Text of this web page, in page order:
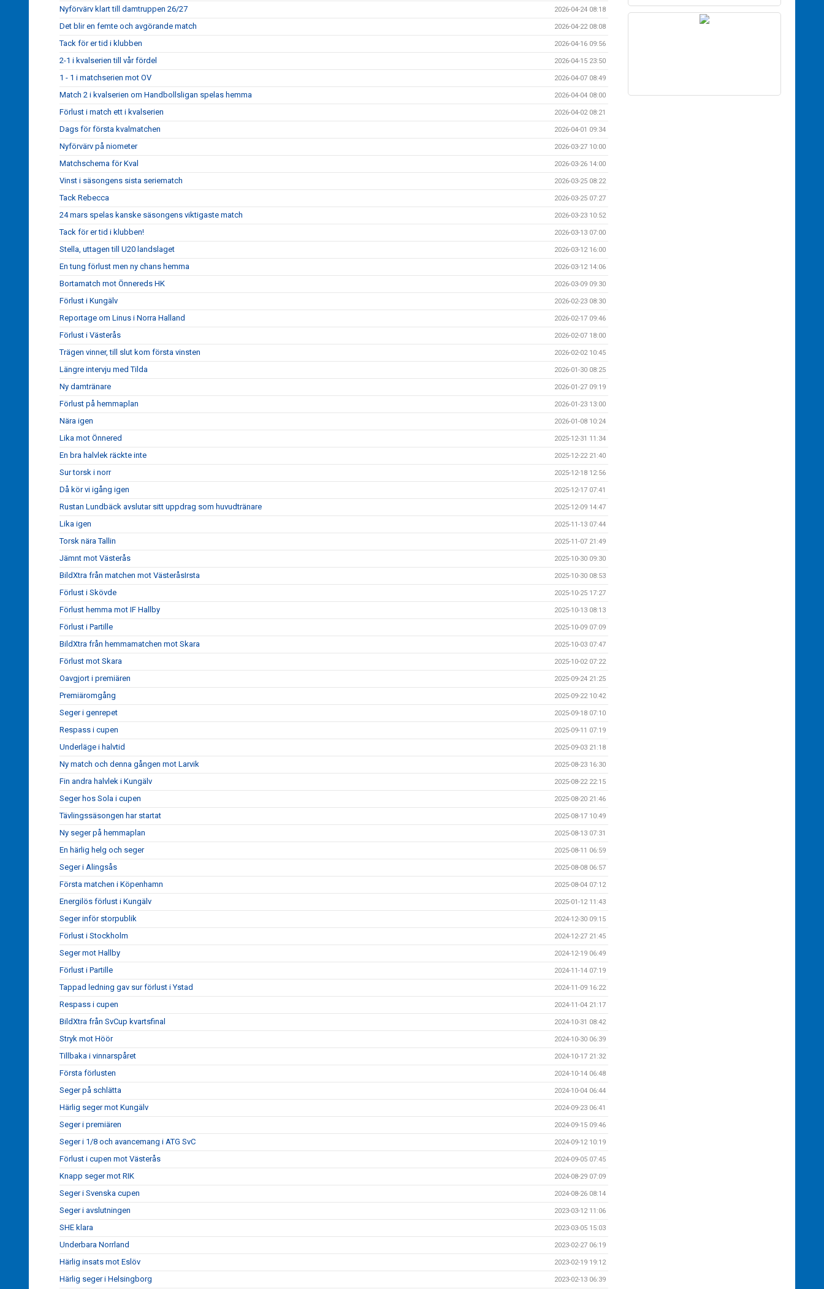
Nyförvärv klart till damtruppen 26/27 2026-04-24 08:18
Det blir en femte och avgörande match 2026-04-22 08:08
Tack för er tid i klubben 2026-04-16 09:56
2-1 i kvalserien till vår fördel 2026-04-15 23:50
1 - 1 i matchserien mot OV 2026-04-07 08:49
Match 2 i kvalserien om Handbollsligan spelas hemma 2026-04-04 08:00
Förlust i match ett i kvalserien 2026-04-02 08:21
Dags för första kvalmatchen 2026-04-01 09:34
Nyförvärv på niometer 2026-03-27 10:00
Matchschema för Kval 2026-03-26 14:00
Vinst i säsongens sista seriematch 2026-03-25 08:22
Tack Rebecca 2026-03-25 07:27
24 mars spelas kanske säsongens viktigaste match 2026-03-23 10:52
Tack för er tid i klubben! 2026-03-13 07:00
Stella, uttagen till U20 landslaget 2026-03-12 16:00
En tung förlust men ny chans hemma 2026-03-12 14:06
Bortamatch mot Önnereds HK 2026-03-09 09:30
Förlust i Kungälv 2026-02-23 08:30
Reportage om Linus i Norra Halland 2026-02-17 09:46
Förlust i Västerås 2026-02-07 18:00
Trägen vinner, till slut kom första vinsten 2026-02-02 10:45
Längre intervju med Tilda 2026-01-30 08:25
Ny damtränare 2026-01-27 09:19
Förlust på hemmaplan 2026-01-23 13:00
Nära igen 2026-01-08 10:24
Lika mot Önnered 2025-12-31 11:34
En bra halvlek räckte inte 2025-12-22 21:40
Sur torsk i norr 2025-12-18 12:56
Då kör vi igång igen 2025-12-17 07:41
Rustan Lundbäck avslutar sitt uppdrag som huvudtränare 2025-12-09 14:47
Lika igen 2025-11-13 07:44
Torsk nära Tallin 2025-11-07 21:49
Jämnt mot Västerås 2025-10-30 09:30
BildXtra från matchen mot VästeråsIrsta 2025-10-30 08:53
Förlust i Skövde 2025-10-25 17:27
Förlust hemma mot IF Hallby 2025-10-13 08:13
Förlust i Partille 2025-10-09 07:09
BildXtra från hemmamatchen mot Skara 2025-10-03 07:47
Förlust mot Skara 2025-10-02 07:22
Oavgjort i premiären 2025-09-24 21:25
Premiäromgång 2025-09-22 10:42
Seger i genrepet 2025-09-18 07:10
Respass i cupen 2025-09-11 07:19
Underläge i halvtid 2025-09-03 21:18
Ny match och denna gången mot Larvik 2025-08-23 16:30
Fin andra halvlek i Kungälv 2025-08-22 22:15
Seger hos Sola i cupen 2025-08-20 21:46
Tävlingssäsongen har startat 2025-08-17 10:49
Ny seger på hemmaplan 2025-08-13 07:31
En härlig helg och seger 2025-08-11 06:59
Seger i Alingsås 2025-08-08 06:57
Första matchen i Köpenhamn 2025-08-04 07:12
Energilös förlust i Kungälv 2025-01-12 11:43
Seger inför storpublik 2024-12-30 09:15
Förlust i Stockholm 2024-12-27 21:45
Seger mot Hallby 2024-12-19 06:49
Förlust i Partille 2024-11-14 07:19
Tappad ledning gav sur förlust i Ystad 2024-11-09 16:22
Respass i cupen 2024-11-04 21:17
BildXtra från SvCup kvartsfinal 2024-10-31 08:42
Stryk mot Höör 2024-10-30 06:39
Tillbaka i vinnarspåret 2024-10-17 21:32
Första förlusten 2024-10-14 06:48
Seger på schlätta 2024-10-04 06:44
Härlig seger mot Kungälv 2024-09-23 06:41
Seger i premiären 2024-09-15 09:46
Seger i 1/8 och avancemang i ATG SvC 2024-09-12 10:19
Förlust i cupen mot Västerås 2024-09-05 07:45
Knapp seger mot RIK 2024-08-29 07:09
Seger i Svenska cupen 2024-08-26 08:14
Seger i avslutningen 2023-03-12 11:06
SHE klara 2023-03-05 15:03
Underbara Norrland 2023-02-27 06:19
Härlig insats mot Eslöv 2023-02-19 19:12
Härlig seger i Helsingborg 2023-02-13 06:39